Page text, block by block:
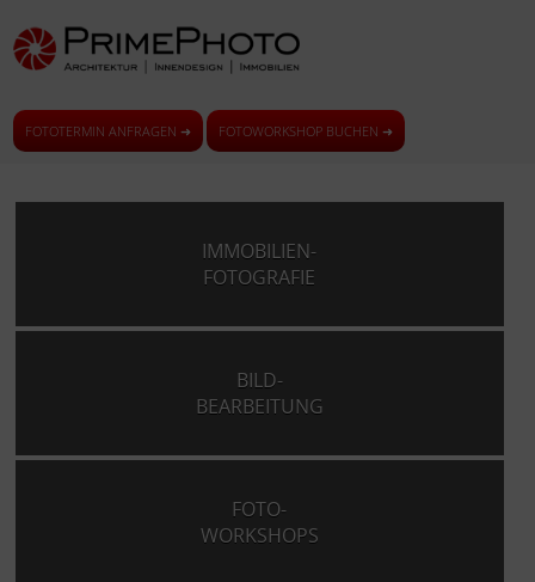
FOTOTERMIN ANFRAGEN ➜ FOTOWORKSHOP BUCHEN ➜
IMMOBILIEN-
FOTOGRAFIE
BILD-
BEARBEITUNG
FOTO-
WORKSHOPS